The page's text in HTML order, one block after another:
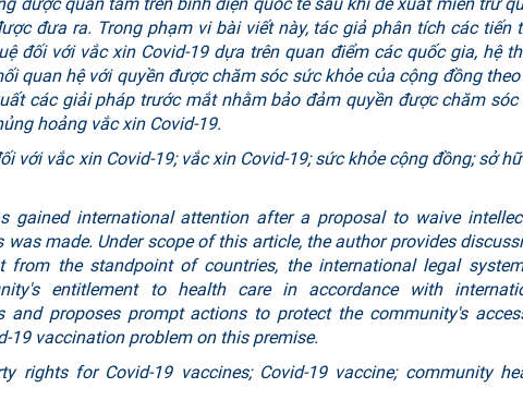
đưa ra. Trong phạm vi bài viết này, tác giả phân tích các tiến
đối với vắc xin Covid-19 dựa trên quan điểm các quốc gia, hệ
quan hệ với quyền được chăm sóc sức khỏe của cộng đồng
các giải pháp trước mắt nhằm bảo đảm quyền được chăm sóc
hoảng vắc xin Covid-19.
với vắc xin Covid-19; vắc xin Covid-19; sức khỏe cộng đồng; sở
gained international attention after a proposal to waive
made. Under scope of this article, the author provides
the standpoint of countries, the international legal
entitlement to health care in accordance with
and proposes prompt actions to protect the community's
19 vaccination problem on this premise.
rights for Covid-19 vaccines; Covid-19 vaccine; community